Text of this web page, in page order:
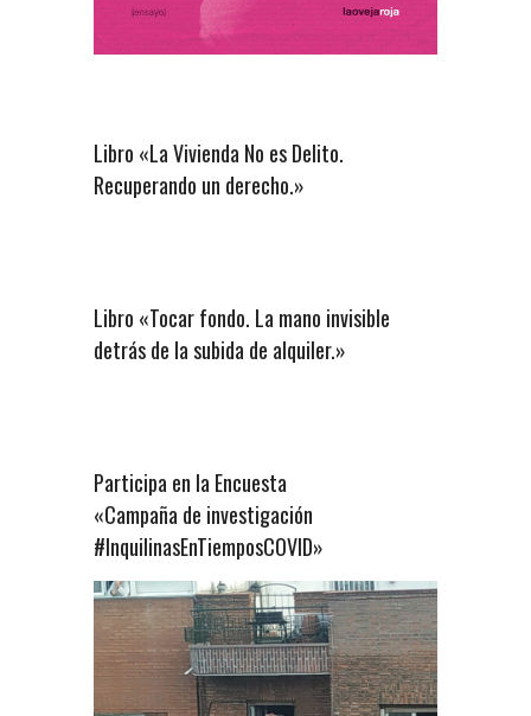
Libro «La Vivienda No es Delito.
Recuperando un derecho.»
Libro «Tocar fondo. La mano invisible
detrás de la subida de alquiler.»
Participa en la Encuesta
«Campaña de investigación
#InquilinasEnTiemposCOVID»